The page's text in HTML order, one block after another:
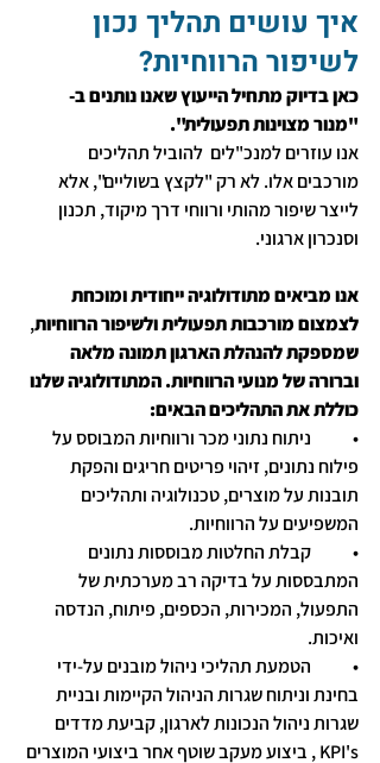
איך עושים תהליך נכון
לשיפור הרווחיות?
כאן בדיוק מתחיל הייעוץ שאנו נותנים ב-
"מנור מצוינות תפעולית".
אנו עוזרים למנכ"לים  להוביל תהליכים
מורכבים אלו. לא רק "לקצץ בשוליים", אלא
לייצר שיפור מהותי ורווחי דרך מיקוד, תכנון
וסנכרון ארגוני.
אנו מביאים מתודולוגיה ייחודית ומוכחת
לצמצום מורכבות תפעולית ולשיפור הרווחיות,
שמספקת להנהלת הארגון תמונה מלאה
וברורה של מנועי הרווחיות. המתודולוגיה שלנו
כוללת את התהליכים הבאים:
•	ניתוח נתוני מכר ורווחיות המבוסס על
פילוח נתונים, זיהוי פריטים חריגים והפקת
תובנות על מוצרים, טכנולוגיה ותהליכים
המשפיעים על הרווחיות.
•	קבלת החלטות מבוססות נתונים
המתבססות על בדיקה רב מערכתית של
התפעול, המכירות, הכספים, פיתוח, הנדסה
ואיכות.
•	הטמעת תהליכי ניהול מובנים על-ידי
בחינת וניתוח שגרות הניהול הקיימות ובניית
שגרות ניהול הנכונות לארגון, קביעת מדדים
KPI's , ביצוע מעקב שוטף אחר ביצועי המוצרים